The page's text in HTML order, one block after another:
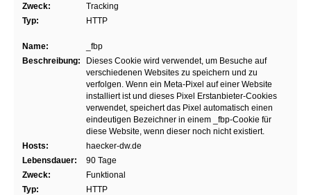
Zweck:
Tracking
Typ:
HTTP
Name:
_fbp
Beschreibung:
Dieses Cookie wird verwendet, um Besuche auf
verschiedenen Websites zu speichern und zu
verfolgen. Wenn ein Meta-Pixel auf einer Website
installiert ist und dieses Pixel Erstanbieter-Cookies
verwendet, speichert das Pixel automatisch einen
eindeutigen Bezeichner in einem _fbp-Cookie für
diese Website, wenn dieser noch nicht existiert.
Hosts:
haecker-dw.de
Lebensdauer:
90 Tage
Zweck:
Funktional
Typ:
HTTP